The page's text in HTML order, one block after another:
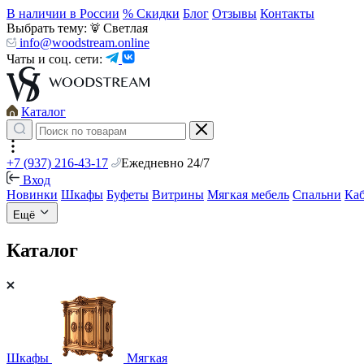
В наличии в России % Скидки Блог Отзывы Контакты
Выбрать тему:
Светлая
info@woodstream.online
Чаты и соц. сети:
Каталог
+7 (937) 216-43-17
Ежедневно 24/7
Вход
Новинки Шкафы Буфеты Витрины Мягкая мебель Спальни
Ещё
Каталог
Шкафы Мягкая